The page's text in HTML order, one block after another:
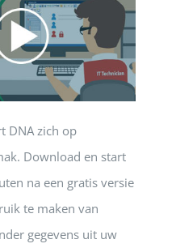
DNA zich op
Download en start
na een gratis versie
te maken van
gegevens uit uw